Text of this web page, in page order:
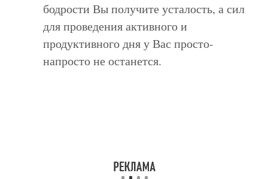
бодрости Вы получите усталость, а сил
для проведения активного и
продуктивного дня у Вас просто-
напросто не останется.